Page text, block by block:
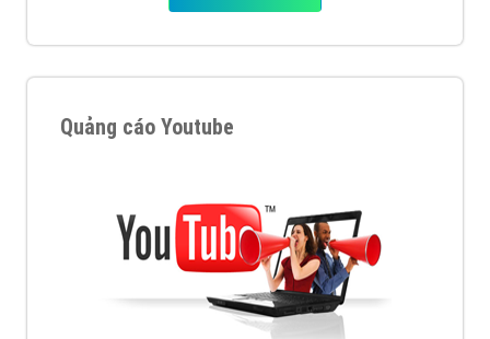
Quảng cáo Youtube